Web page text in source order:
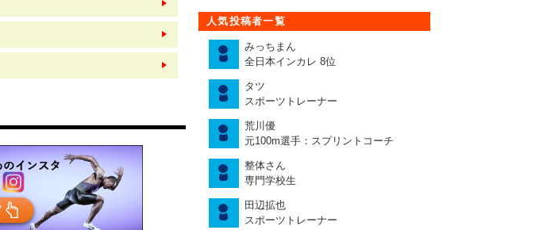
人気投稿者一覧
みっちまん
全日本インカレ 8位
タツ
スポーツトレーナー
荒川優
元100m選手：スプリントコーチ
整体さん
専門学校生
田辺拡也
スポーツトレーナー